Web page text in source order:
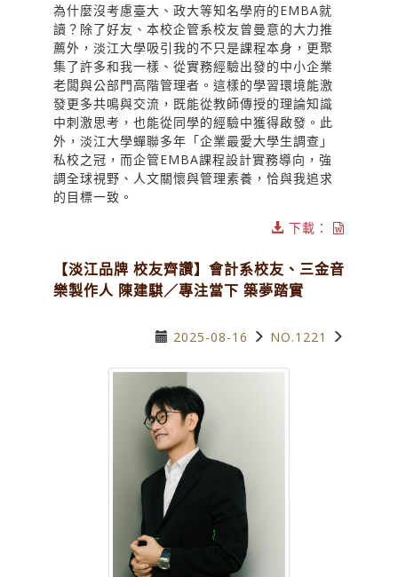
為什麼沒考慮臺大、政大等知名學府的EMBA就
讀？除了好友、本校企管系校友曾曼意的大力推
薦外，淡江大學吸引我的不只是課程本身，更聚
集了許多和我一樣、從實務經驗出發的中小企業
老闆與公部門高階管理者。這樣的學習環境能激
發更多共鳴與交流，既能從教師傳授的理論知識
中刺激思考，也能從同學的經驗中獲得啟發。此
外，淡江大學蟬聯多年「企業最愛大學生調查」
私校之冠，而企管EMBA課程設計實務導向，強
調全球視野、人文關懷與管理素養，恰與我追求
的目標一致。
下載：
【淡江品牌 校友齊讚】會計系校友、三金音
樂製作人 陳建騏／專注當下 築夢踏實
2025-08-16 NO.1221